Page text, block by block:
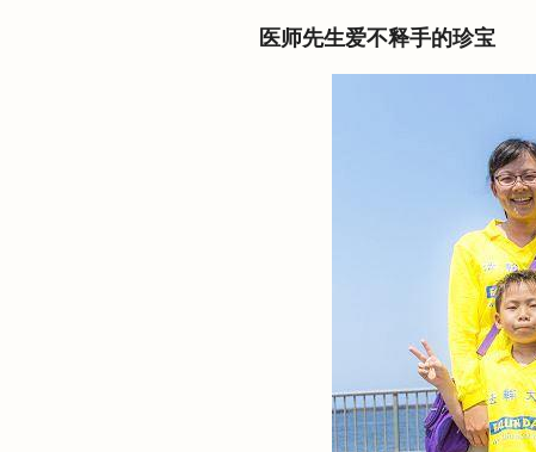
医师先生爱不释手的珍宝